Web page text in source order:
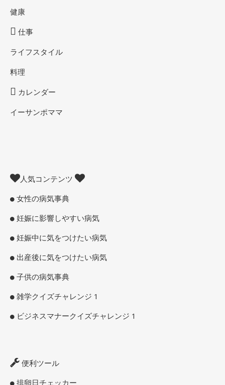
健康
仕事
ライフスタイル
料理
カレンダー
イーサンポママ
人気コンテンツ
女性の病気事典
妊娠に影響しやすい病気
妊娠中に気をつけたい病気
出産後に気をつけたい病気
子供の病気事典
雑学クイズチャレンジ 1
ビジネスマナークイズチャレンジ 1
便利ツール
排卵日チェッカー